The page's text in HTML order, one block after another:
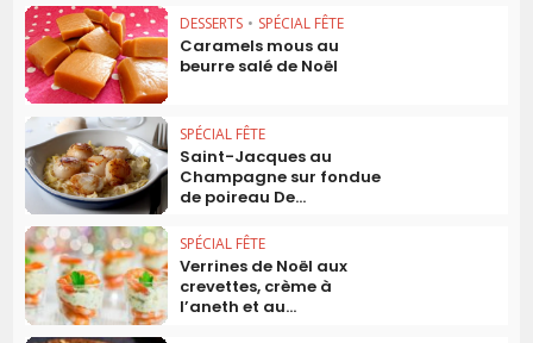
DESSERTS • SPÉCIAL FÊTE
Caramels mous au
beurre salé de Noël
SPÉCIAL FÊTE
Saint-Jacques au
Champagne sur fondue
de poireau De...
SPÉCIAL FÊTE
Verrines de Noël aux
crevettes, crème à
l’aneth et au...